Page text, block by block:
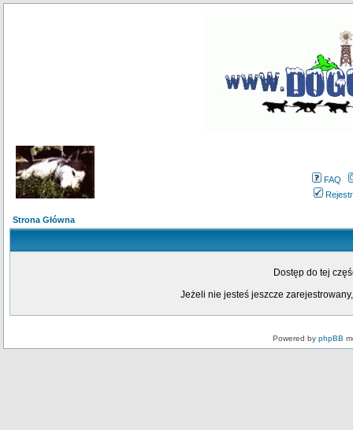
FAQ
Strona Główna
Dostęp do tej
Jeżeli nie jesteś jeszcze
Powered by phpBB